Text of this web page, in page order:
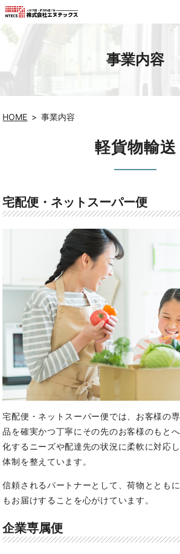
事業内容
HOME 事業内容
軽貨物輸送
宅配便・ネットスーパー便
宅配便・ネットスーパー便では、お客様の
品を確実かつ丁寧にその先のお客様のもと
化するニーズや配達先の状況に柔軟に対応
体制を整えています。
信頼されるパートナーとして、荷物ととも
もお届けすることを心がけています。
企業専属便